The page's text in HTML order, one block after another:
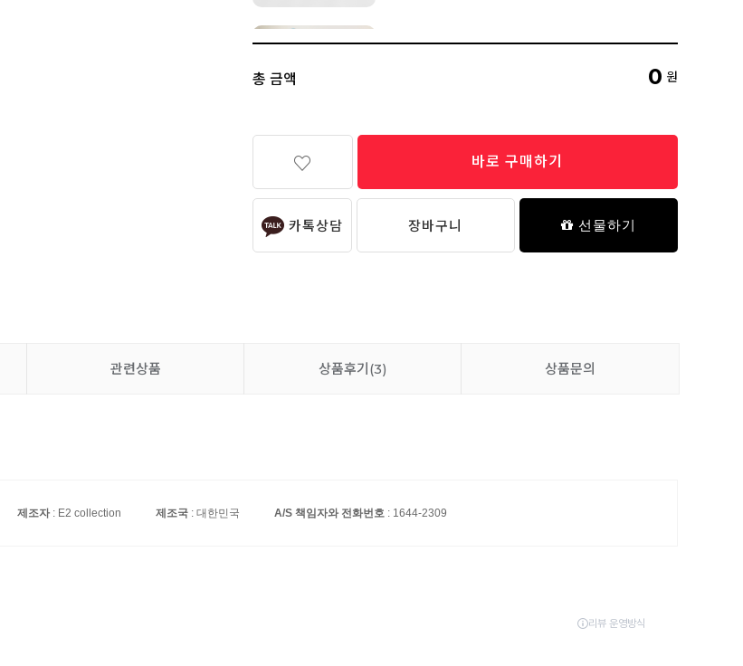
20,900원
총 금액 0 원
바로 구매하기
카톡상담 장바구니 선물하기
관련상품 상품후기(3) 상품문의
제조자: E2 collection 제조국 : 대한민국 A/S 책임자와 전화번호 : 1644-2309